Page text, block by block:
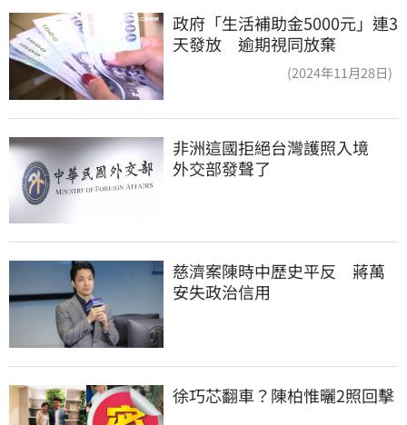
政府「生活補助金5000元」連3
天發放 逾期視同放棄
(2024年11月28日)
非洲這國拒絕台灣護照入境
外交部發聲了
慈濟案陳時中歷史平反　蔣萬
安失政治信用
徐巧芯翻車？陳柏惟曬2照回擊